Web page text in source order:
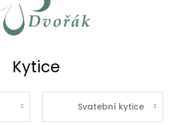
Kytice
Svatební kytice